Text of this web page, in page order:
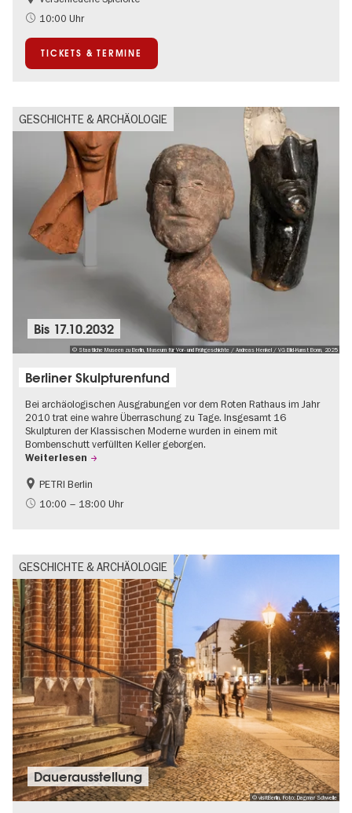
Kultursommer
Zeitgenössische Kunst
10:00 Uhr
TICKETS & TERMINE
GESCHICHTE & ARCHÄOLOGIE
© Staatliche Museen zu Berlin, Museum für Vor- und Frühgeschichte / Andreas Henkel / VG Bild-Kunst Bonn, 2025
Bis 17.10.2032
Berliner Skulpturenfund
Bei archäologischen Ausgrabungen vor dem Roten Rathaus im Jahr
2010 trat eine wahre Überraschung zu Tage. Insgesamt 16
Skulpturen der Klassischen Moderne wurden in einem mit
Bombenschutt verfüllten Keller geborgen.
Weiterlesen
NS-Geschichte
PETRI Berlin
10:00 – 18:00 Uhr
GESCHICHTE & ARCHÄOLOGIE
© visitBerlin, Foto: Dagmar Schwelle
Dauer­aus­stel­lung